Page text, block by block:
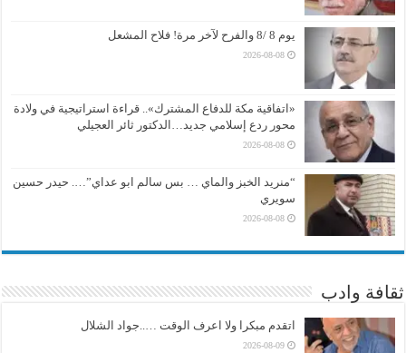
يوم 8 /8 والفرح لآخر مرة! فلاح المشعل
2026-08-08
«اتفاقية مكة للدفاع المشترك».. قراءة استراتيجية في ولادة
محور ردع إسلامي جديد…الدكتور ثائر العجيلي
2026-08-08
“منريد الخبز والماي … بس سالم ابو عداي”…. حيدر حسين
سويري
2026-08-08
ثقافة وادب
اتقدم مبكرا ولا اعرف الوقت …..جواد الشلال
2026-08-09